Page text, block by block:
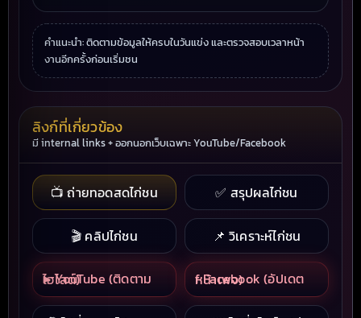
คำแนะนำ: ติดตามข้อมูลให้ครบในวันแข่ง และตรวจสอบเวลาหน้า
งานอีกครั้งก่อนเริ่มชน
ลิงก์ที่เกี่ยวข้อง
มี internal links + ออกนอกเว็บเฉพาะ YouTube/Facebook
📺 ถ่ายทอดสดไก่ชน ✅ สรุปผลไก่ชน
🎬 คลิปไก่ชน 📌 วิเคราะห์ไก่ชน
▶ YouTube (ติดตามไฮไลต์) f Facebook (อัปเดตหน้าเพจ)